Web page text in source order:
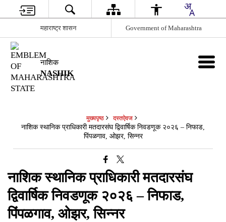
महाराष्ट्र शासन Government of Maharashtra
नाशिक
NASHIK
मुख्यपृष्ठ दस्तऐवज
नाशिक स्थानिक प्राधिकारी मतदारसंघ द्विवार्षिक निवडणूक २०२६ – निफाड,
पिंपळगाव, ओझर, सिन्नर
नाशिक स्थानिक प्राधिकारी मतदारसंघ
द्विवार्षिक निवडणूक २०२६ – निफाड,
पिंपळगाव, ओझर, सिन्नर